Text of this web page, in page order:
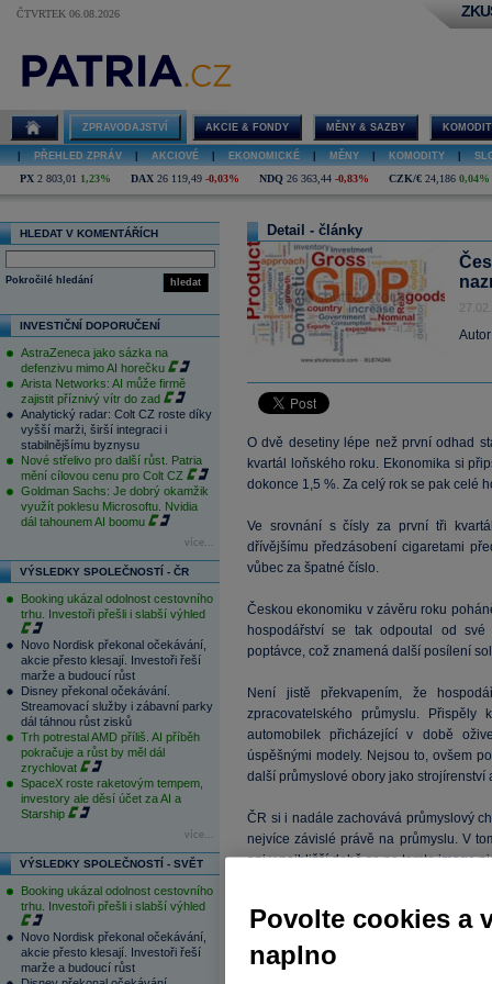
ČTVRTEK 06.08.2026
ZPRAVODAJSTVÍ AKCIE & FONDY MĚNY & SAZBY
PŘEHLED ZPRÁV AKCIOVÉ EKONOMICKÉ MĚNY KOMODITY
PX 2 803,01 1,23% DAX 26 119,49 -0,03% NDQ 26 363,44 -0,83% CZK/€ 24,186 0,04%
HLEDAT V KOMENTÁŘÍCH
hledat
Pokročilé hledání
INVESTIČNÍ DOPORUČENÍ
AstraZeneca jako sázka na
defenzivu mimo AI horečku
Arista Networks: AI může firmě
zajistit příznivý vítr do zad
Analytický radar: Colt CZ roste díky
vyšší marži, širší integraci i
stabilnějšímu byznysu
Nové střelivo pro další růst. Patria
mění cílovou cenu pro Colt CZ
Goldman Sachs: Je dobrý okamžik
využít poklesu Microsoftu. Nvidia
dál tahounem AI boomu
více...
VÝSLEDKY SPOLEČNOSTÍ - ČR
Booking ukázal odolnost cestovního
trhu. Investoři přešli i slabší výhled
Novo Nordisk překonal očekávání,
akcie přesto klesají. Investoři řeší
marže a budoucí růst
Disney překonal očekávání.
Streamovací služby i zábavní parky
dál táhnou růst zisků
Trh potrestal AMD příliš. AI příběh
pokračuje a růst by měl dál
zrychlovat
SpaceX roste raketovým tempem,
investory ale děsí účet za AI a
Starship
více...
VÝSLEDKY SPOLEČNOSTÍ - SVĚT
Booking ukázal odolnost cestovního
trhu. Investoři přešli i slabší výhled
Novo Nordisk překonal očekávání,
akcie přesto klesají. Investoři řeší
marže a budoucí růst
Detail - články
O dvě desetiny lépe než první odhad
kvartál loňského roku. Ekonomika si
dokonce 1,5 %. Za celý rok se pak celé
Ve srovnání s čísly za první tři
dřívějšímu předzásobení cigaretami
vůbec za špatné číslo.
Českou ekonomiku v závěru roku
hospodářství se tak odpoutal od
poptávce, což znamená další posílení
Není jistě překvapením, že
zpracovatelského průmyslu. Přispěly
automobilek přicházející v době
úspěšnými modely. Nejsou to, ovšem
další průmyslové obory jako strojírenství
ČR si i nadále zachovává průmyslový
nejvíce závislé právě na průmyslu. V
ani v nejbližší době se na tomto image
Loňský dvouprocentní růst zcela
poslední recese. Navíc byl dostatečně
Povolte cookies a
naplno